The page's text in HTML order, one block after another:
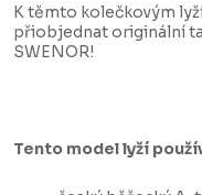
K těmto kolečkovým
přiobjednat originální
SWENOR!
Tento model lyží